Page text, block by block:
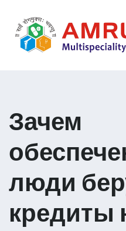
content
Зачем
люди
кредиты